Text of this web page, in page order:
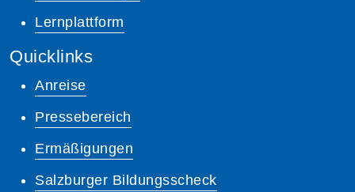
Lernplattform
Quicklinks
Anreise
Pressebereich
Ermäßigungen
Salzburger Bildungsscheck